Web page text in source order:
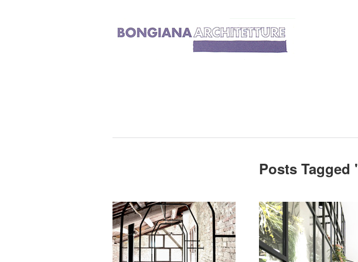
Posts Tagged '